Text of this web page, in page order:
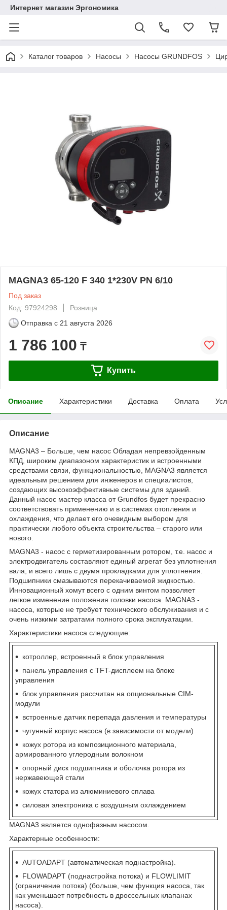
Интернет магазин Эргономика
Каталог товаров Насосы Насосы GRUNDFOS
MAGNA3 65-120 F 340 1*230V PN 6/10
Под заказ
Код: 97924298
Розница
Отправка с 21 августа 2026
1 786 100 ₸
Купить
Описание Характеристики Доставка Оплата
Описание
MAGNA3 – Больше, чем насос Обладая непревзойденным
КПД, широким диапазоном характеристик и встроенными
средствами связи, функциональностью, MAGNA3 является
идеальным решением для инженеров и специалистов,
создающих высокоэффективные системы для зданий.
Данный насос мастер класса от Grundfos будет прекрасно
соответствовать применению и в системах отопления и
охлаждения, что делает его очевидным выбором для
практически любого объекта строительства – старого или
нового.
MAGNA3 - насос с герметизированным ротором, т.е. насос и
электродвигатель составляют единый агрегат без уплотнения
вала, и всего лишь с двумя прокладками для уплотнения.
Подшипники смазываются перекачиваемой жидкостью.
Инновационный хомут всего с одним винтом позволяет
легкое изменение положения головки насоса. MAGNA3 -
насоса, которые не требует технического обслуживания и с
очень низкими затратами полного срока эксплуатации.
Характеристики насоса следующие:
котроллер, встроенный в блок управления
панель управления с TFT-дисплеем на блоке
управления
блок управления рассчитан на опциональные CIM-
модули
встроенные датчик перепада давления и температуры
чугунный корпус насоса (в зависимости от модели)
кожух ротора из композиционного материала,
армированного углеродным волокном
опорный диск подшипника и оболочка ротора из
нержавеющей стали
кожух статора из алюминиевого сплава
силовая электроника с воздушным охлаждением
MAGNA3 является однофазным насосом.
Характерные особенности:
AUTOADAPT (автоматическая поднастройка).
FLOWADAPT (поднастройка потока) и FLOWLIMIT
(ограничение потока) (больше, чем функция насоса, так
как уменьшает потребность в дроссельных клапанах
насоса).